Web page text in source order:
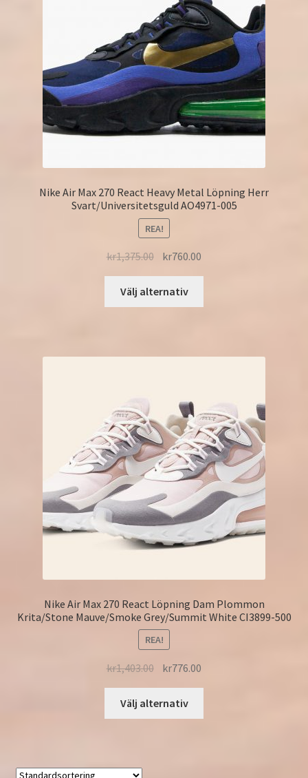
Nike Air Max 270 React Heavy Metal Löpning Herr
Svart/Universitetsguld AO4971-005
REA!
kr1,375.00 kr760.00
Välj alternativ
Nike Air Max 270 React Löpning Dam Plommon
Krita/Stone Mauve/Smoke Grey/Summit White CI3899-500
REA!
kr1,403.00 kr776.00
Välj alternativ